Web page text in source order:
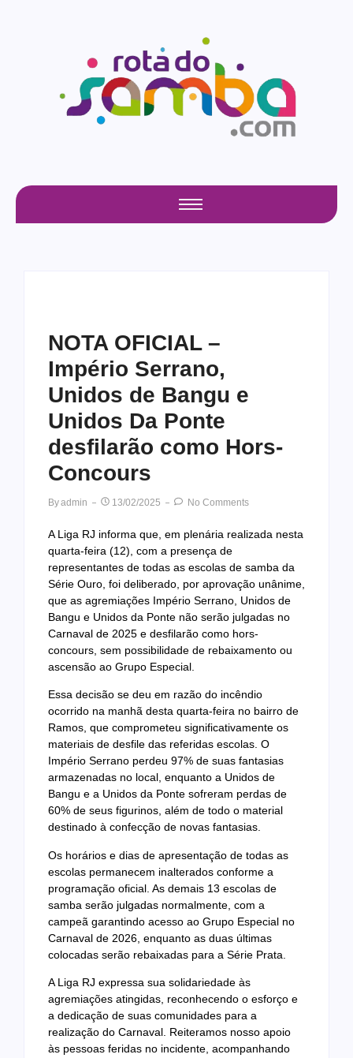
NOTA OFICIAL –
Império Serrano,
Unidos de Bangu e
Unidos Da Ponte
desfilarão como Hors-
Concours
ByAdmin 13/02/2025 No Comments
A Liga RJ informa que, em plenária realizada nesta
quarta-feira (12), com a presença de
representantes de todas as escolas de samba da
Série Ouro, foi deliberado, por aprovação unânime,
que as agremiações Império Serrano, Unidos de
Bangu e Unidos da Ponte não serão julgadas no
Carnaval de 2025 e desfilarão como hors-
concours, sem possibilidade de rebaixamento ou
ascensão ao Grupo Especial.
Essa decisão se deu em razão do incêndio
ocorrido na manhã desta quarta-feira no bairro de
Ramos, que comprometeu significativamente os
materiais de desfile das referidas escolas. O
Império Serrano perdeu 97% de suas fantasias
armazenadas no local, enquanto a Unidos de
Bangu e a Unidos da Ponte sofreram perdas de
60% de seus figurinos, além de todo o material
destinado à confecção de novas fantasias.
Os horários e dias de apresentação de todas as
escolas permanecem inalterados conforme a
programação oficial. As demais 13 escolas de
samba serão julgadas normalmente, com a
campeã garantindo acesso ao Grupo Especial no
Carnaval de 2026, enquanto as duas últimas
colocadas serão rebaixadas para a Série Prata.
A Liga RJ expressa sua solidariedade às
agremiações atingidas, reconhecendo o esforço e
a dedicação de suas comunidades para a
realização do Carnaval. Reiteramos nosso apoio
às pessoas feridas no incidente, acompanhando